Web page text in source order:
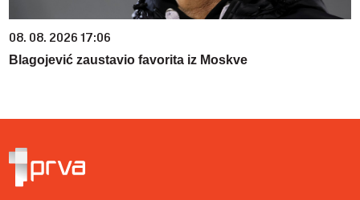
08. 08. 2026 17:06
Blagojević zaustavio favorita iz Moskve